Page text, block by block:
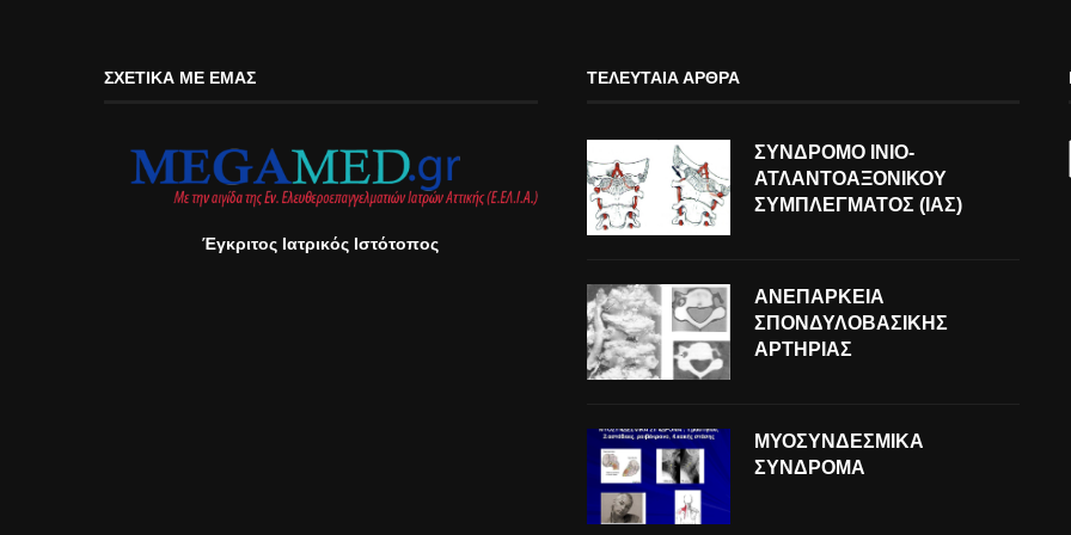
ΣΧΕΤΙΚΆ ΜΕ ΕΜΆΣ
Έγκριτος Ιατρικός Ιστότοπος
ΤΕΛΕΥΤΑΊΑ ΆΡΘΡΑ
ΣΥΝΔΡΟΜΟ ΙΝΙΟ-
ΑΤΛΑΝΤΟΑΞΟΝΙΚΟΥ
ΣΥΜΠΛΕΓΜΑΤΟΣ (ΙΑΣ)
ΑΝΕΠΑΡΚΕΙΑ
ΣΠΟΝΔΥΛΟΒΑΣΙΚΗΣ
ΑΡΤΗΡΙΑΣ
ΜΥΟΣΥΝΔΕΣΜΙΚΑ
ΣΥΝΔΡΟΜΑ